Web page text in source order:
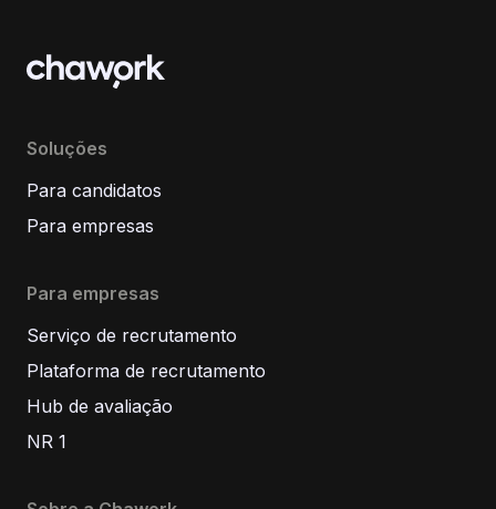
Soluções
Para candidatos
Para empresas
Para empresas
Serviço de recrutamento
Plataforma de recrutamento
Hub de avaliação
NR 1